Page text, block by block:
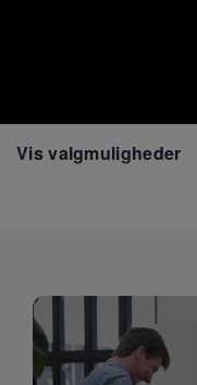
Vis valgmuligheder